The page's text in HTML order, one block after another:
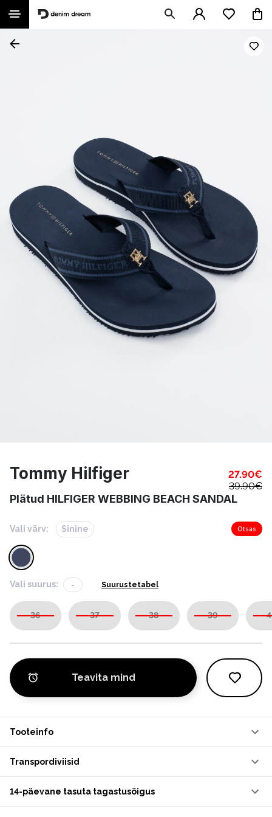
Tommy Hilfiger 27.90€
39.90€
Plätud HILFIGER WEBBING BEACH SANDAL
Vali värv: Sinine Otsas
Vali suurus: - Suurustetabel
36 37 38 39
Teavita mind
Tooteinfo
Transpordiviisid
14-päevane tasuta tagastusõigus